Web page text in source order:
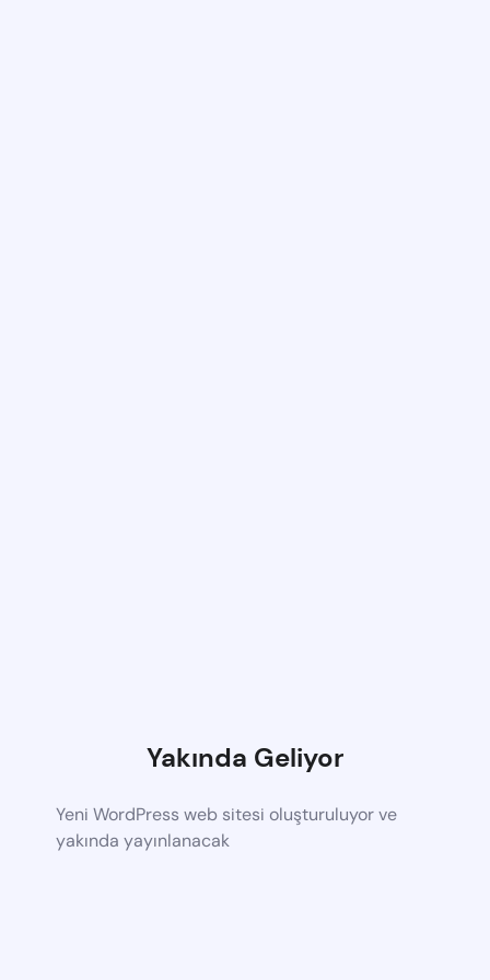
Yakında Geliyor
Yeni WordPress web sitesi oluşturuluyor ve
yakında yayınlanacak